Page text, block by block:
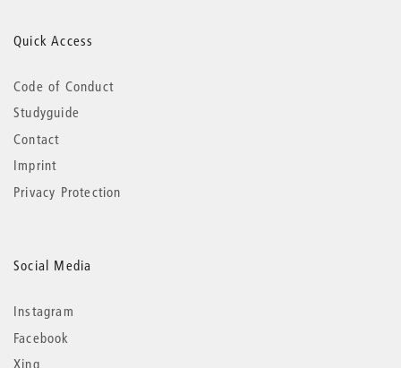
Quick Access
Code of Conduct
Studyguide
Contact
Imprint
Privacy Protection
Social Media
Instagram
Facebook
Xing